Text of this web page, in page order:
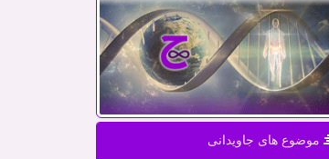
موضوع های جاویدانی